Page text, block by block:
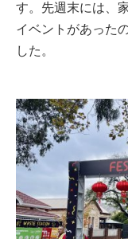
す。先週末には、
イベントがあった
した。